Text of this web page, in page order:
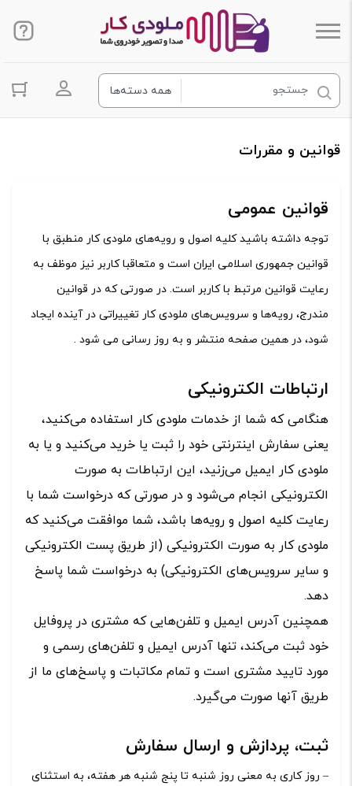
ورود به
قوانین و مقررات
قوانین عمومی
توجه داشته باشید کلیه اصول و رویه‏‌های ملودی کار منطبق با
قوانین جمهوری اسلامی ایران است و متعاقبا کاربر نیز موظف به
رعایت قوانین مرتبط با کاربر است. در صورتی که در قوانین
مندرج، رویه‏‌ها و سرویس‏‌های ملودی کار تغییراتی در آینده ایجاد
شود، در همین صفحه منتشر و به روز رسانی می شود .
ارتباطات الکترونیکی
هنگامی که شما از خدمات ملودی کار استفاده می‏‌کنید،
یعنی سفارش اینترنتی خود را ثبت یا خرید می‏‌کنید و یا به
ملودی کار ایمیل می‏‌زنید، این ارتباطات به صورت
الکترونیکی انجام می‏‌شود و در صورتی که درخواست شما با
رعایت کلیه اصول و رویه‏‌ها باشد، شما موافقت می‌‏کنید که
ملودی کار به صورت الکترونیکی (از طریق پست الکترونیکی
و سایر سرویس‌های الکترونیکی) به درخواست شما پاسخ
دهد.
همچنین آدرس ایمیل و تلفن‌هایی که مشتری در پروفایل
خود ثبت می‌کند، تنها آدرس ایمیل و تلفن‌های رسمی و
مورد تایید مشتری است و تمام مکاتبات و پاسخ‌های ما از
طریق آنها صورت می‌گیرد.
ثبت، پردازش و ارسال سفارش
– روز کاری به معنی روز شنبه تا پنج شنبه هر هفته، به استثنای